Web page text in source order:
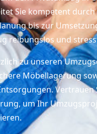
Sie kompetent durch
bis zur
reibungslos und
zu unseren
Möbellagerung
um Ihr